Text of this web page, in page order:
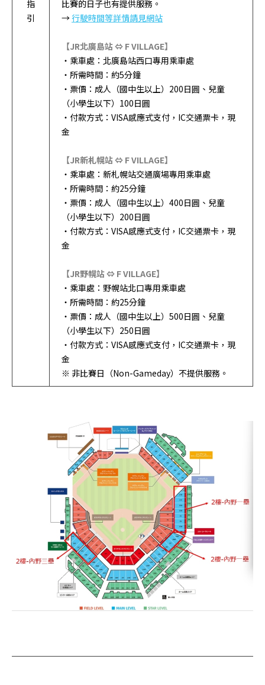
指
引
比賽的日子也有提供服務。
→行駛時間等詳情請見網站
【JR北廣島站 ⇔ F VILLAGE】
・乘車處：北廣島站西口專用乘車處
・所需時間：約5分鐘
・票價：成人（國中生以上）200日圓、兒童
（小學生以下）100日圓
・付款方式：VISA感應式支付，IC交通票卡，現
金
【JR新札幌站 ⇔ F VILLAGE】
・乘車處：新札幌站交通廣場專用乘車處
・所需時間：約25分鐘
・票價：成人（國中生以上）400日圓、兒童
（小學生以下）200日圓
・付款方式：VISA感應式支付，IC交通票卡，現
金
【JR野幌站 ⇔ F VILLAGE】
・乘車處：野幌站北口專用乘車處
・所需時間：約25分鐘
・票價：成人（國中生以上）500日圓、兒童
（小學生以下）250日圓
・付款方式：VISA感應式支付，IC交通票卡，現
金
※ 非比賽日（Non-Gameday）不提供服務。